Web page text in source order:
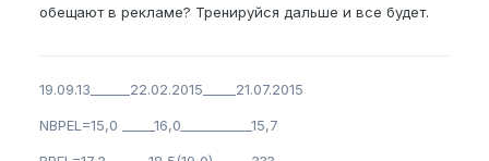
обещают в рекламе? Тренируйся дальше и все будет.
19.09.13______22.02.2015_____21.07.2015
NBPEL=15,0 _____16,0___________15,7